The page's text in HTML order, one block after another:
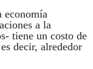
economía
a la
tiene un costo de
decir, alrededor